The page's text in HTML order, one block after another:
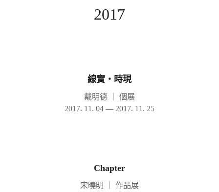
2017
線實‧時現
戴明德
個展
2017. 11. 04 — 2017. 11. 25
Chapter
宋曉明
作品展